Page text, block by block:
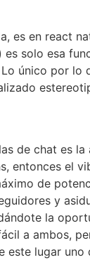
es en react
solo esa
único por
de chat es
entonces el
de
y
la
a ambos,
este lugar